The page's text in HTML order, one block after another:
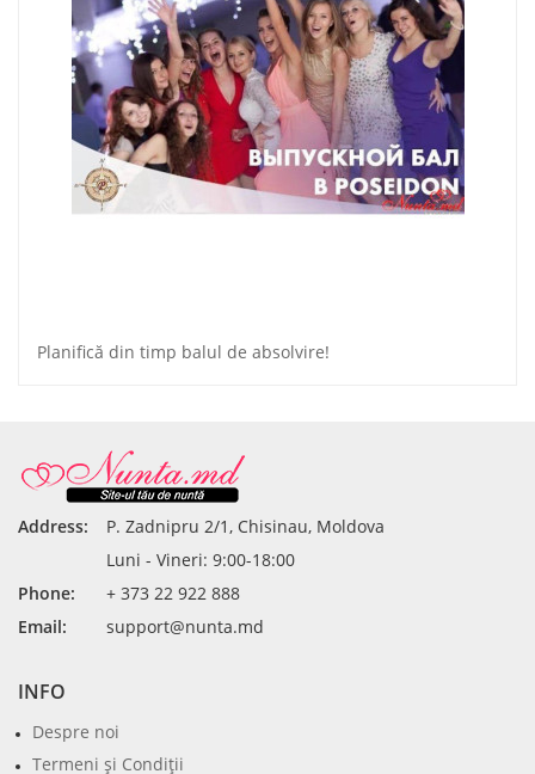
Planifică din timp balul de absolvire!
Address:
P. Zadnipru 2/1, Chisinau, Moldova
Luni - Vineri: 9:00-18:00
Phone:
+ 373 22 922 888
Email:
support@nunta.md
INFO
Despre noi
Termeni şi Condiţii